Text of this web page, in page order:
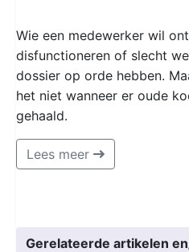
Wie een medewerker wil
disfunctioneren of slecht
dossier op orde hebben.
het niet wanneer er oude
gehaald.
Lees meer
Gerelateerde artikelen